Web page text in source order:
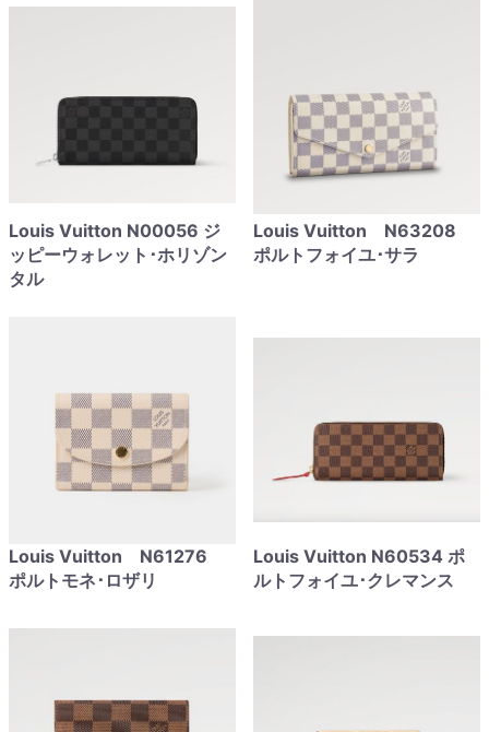
Louis Vuitton N00056 ジ
ッピーウォレット･ホリゾン
タル
Louis Vuitton N63208
ポルトフォイユ･サラ
Louis Vuitton N61276
ポルトモネ･ロザリ
Louis Vuitton N60534 ポ
ルトフォイユ･クレマンス